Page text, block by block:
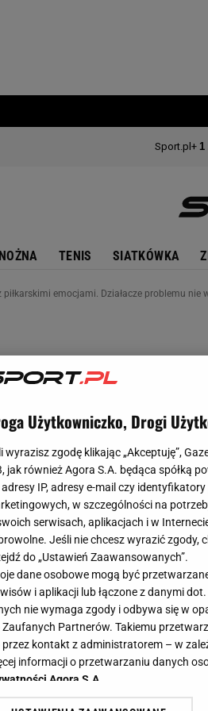
TENIS SIATKÓWKA
piłkarskimi emocjami. Działacze problemu nie
Użytkowniczko, Drogi
wyrazisz zgodę klikając „Akceptuję”,
jak również Agora S.A. będąca spółką
adresy IP, adresy e-mail czy
w szczególności na
serwisach, aplikacjach i w
Jeśli nie chcesz wyrazić zgody,
do „Ustawień Zaawansowanych”.
dane osobowe mogą być
i aplikacji lub łączone z danymi
nie wymaga zgody i odbywa się w
Zaufanych Partnerów. Takiemu
przez kontakt z administratorem – w
informacji o przetwarzaniu danych
Agora S.A.